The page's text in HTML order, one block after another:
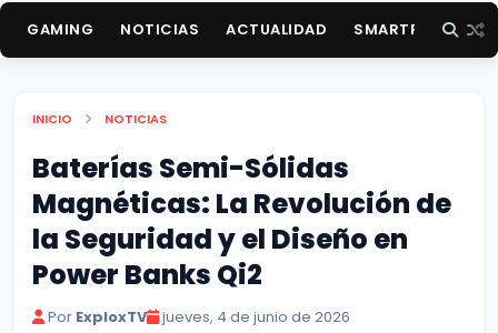
GAMING NOTICIAS ACTUALIDAD SMARTPHONES
INICIO NOTICIAS
Baterías Semi-Sólidas
Magnéticas: La Revolución de
la Seguridad y el Diseño en
Power Banks Qi2
Por ExploxTV jueves, 4 de junio de 2026